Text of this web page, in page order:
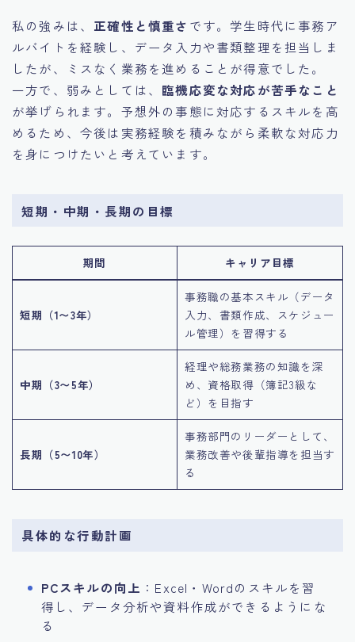
私の強みは、 正確性と慎重さ です。学生時代に事務ア
ルバイトを経験し、データ入力や書類整理を担当しま
したが、ミスなく業務を進めることが得意でした。
一方で、弱みとしては、 臨機応変な対応が苦手なこと
が挙げられます。予想外の事態に対応するスキルを高
めるため、今後は実務経験を積みながら柔軟な対応力
を身につけたいと考えています。
短期・中期・長期の目標
期間 キャリア目標
短期（1〜3年）
事務職の基本スキル（データ
入力、書類作成、スケジュー
ル管理）を習得する
中期（3〜5年）
経理や総務業務の知識を深
め、資格取得（簿記3級な
ど）を目指す
長期（5〜10年）
事務部門のリーダーとして、
業務改善や後輩指導を担当す
る
具体的な行動計画
PCスキルの向上 ：Excel・Wordのスキルを習
得し、データ分析や資料作成ができるようにな
る